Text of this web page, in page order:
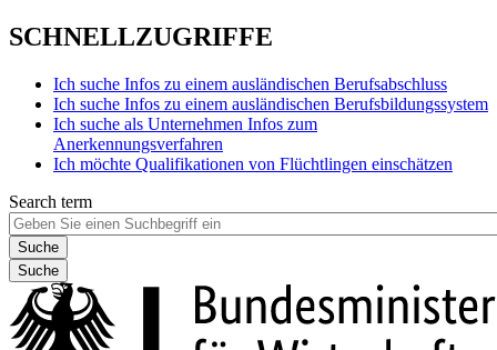
SCHNELLZUGRIFFE
Ich suche Infos zu einem ausländischen Berufsabschluss
Ich suche Infos zu einem ausländischen Berufsbildungssystem
Ich suche als Unternehmen Infos zum
Anerkennungsverfahren
Ich möchte Qualifikationen von Flüchtlingen einschätzen
Search term
Suche